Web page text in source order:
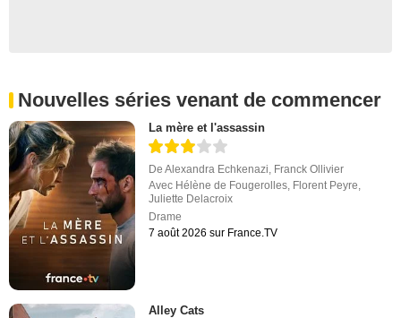
Nouvelles séries venant de commencer
La mère et l'assassin
DeAlexandra Echkenazi, Franck Ollivier
Avec Hélène de Fougerolles, Florent Peyre,
Juliette Delacroix
Drame
7 août 2026 sur France.TV
Alley Cats